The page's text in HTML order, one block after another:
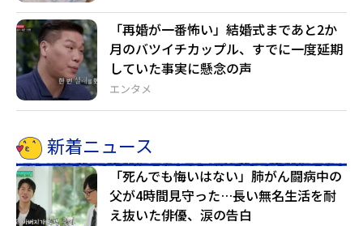
エンタメ
「再婚が一番怖い」結婚式まであと2か
月のバツイチカップル、すでに一度延期
していた事実に懸念の声
新着ニュース
「死んでも悔いはない」肺がん闘病中の
父が4時間見守った…長い無名生活を耐
え抜いた俳優、涙の告白